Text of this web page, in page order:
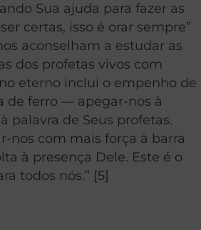
Sua ajuda para fazer as
certas, isso é orar sempre”
aconselham a estudar as
dos profetas vivos com
eterno inclui o empenho de
de ferro — apegar-nos à
palavra de Seus profetas.
nos com mais força à barra
à presença Dele. Este é o
todos nós.” [5]